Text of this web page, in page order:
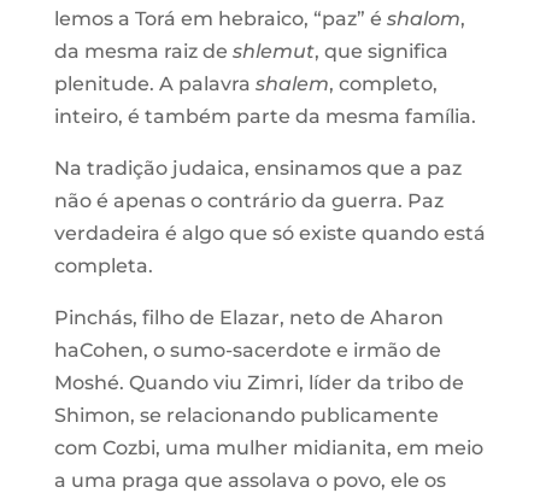
lemos a Torá em hebraico, “paz” é shalom,
da mesma raiz de shlemut, que significa
plenitude. A palavra shalem, completo,
inteiro, é também parte da mesma família.
Na tradição judaica, ensinamos que a paz
não é apenas o contrário da guerra. Paz
verdadeira é algo que só existe quando está
completa.
Pinchás, filho de Elazar, neto de Aharon
haCohen, o sumo-sacerdote e irmão de
Moshé. Quando viu Zimri, líder da tribo de
Shimon, se relacionando publicamente
com Cozbi, uma mulher midianita, em meio
a uma praga que assolava o povo, ele os